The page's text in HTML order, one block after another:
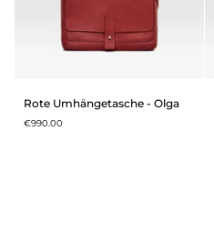
Umhängetasche
-
Rote Umhängetasche - Olga
€990.00